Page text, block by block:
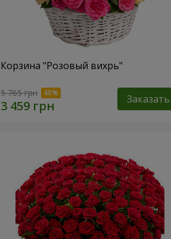
Корзина "Розовый вихрь"
5 765 грн Заказать